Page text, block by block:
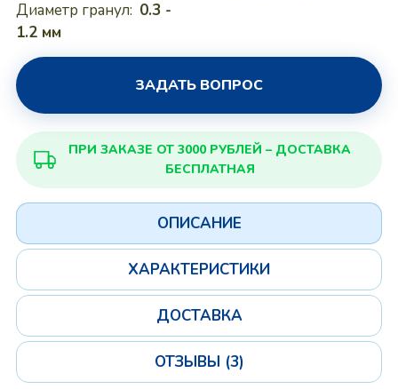
Диаметр гранул: 0.3 -
1.2 мм
ЗАДАТЬ ВОПРОС
ПРИ ЗАКАЗЕ ОТ 3000 РУБЛЕЙ – ДОСТАВКА
БЕСПЛАТНАЯ
ОПИСАНИЕ
ХАРАКТЕРИСТИКИ
ДОСТАВКА
ОТЗЫВЫ (3)